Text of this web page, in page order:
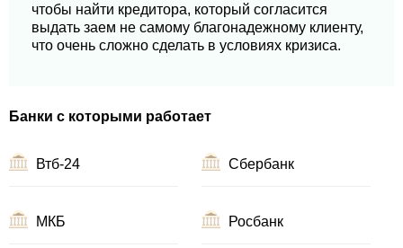
чтобы найти кредитора, который согласится
выдать заем не самому благонадежному клиенту,
что очень сложно сделать в условиях кризиса.
Банки с которыми работает
Втб-24 Сбербанк
МКБ Росбанк